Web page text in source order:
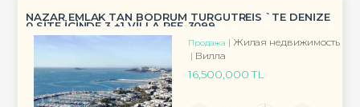
NAZAR EMLAK TAN BODRUM TURGUTREİS `TE DENİZE
0 SİTE İÇİNDE 3 +1 VİLLA REF-3099
Продажа
Жилая недвижимость
Вилла
16,500,000 TL